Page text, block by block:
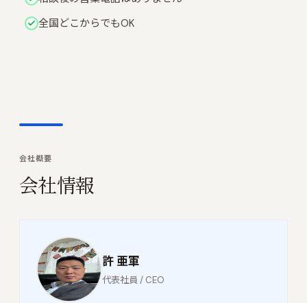
全国どこからでもOK
会社概要
会社情報
許 亜軍
代表社員 / CEO